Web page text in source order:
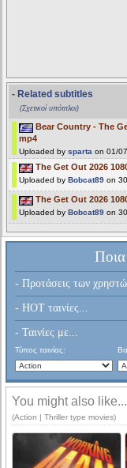
- Related subtitles
(Σχετικοί υπότιτλοι)
Bear Country - The
mp4
Uploaded by sparta on 01/
The Get Out 2026
Uploaded by Bobcat89 on
The Get Out 2026
Uploaded by Bobcat89 on
- Προτάσεις των
- HOT ταινίες...
- Ταινίες με...
Τύπος ταινίας:
You might also like...
(Action | Thriller type movies)